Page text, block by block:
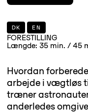
DK EN
FORESTILLING
Længde: 35 min. / 45
Hvordan
arbejde i vægtløs
træner
anderledes